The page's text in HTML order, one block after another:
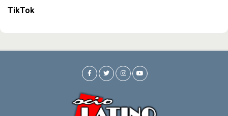
TikTok